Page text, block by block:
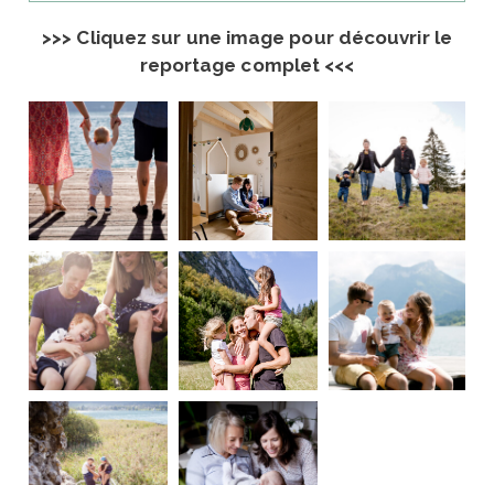
>>> Cliquez sur une image pour découvrir le
reportage complet <<<